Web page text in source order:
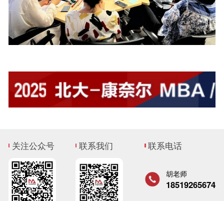
关注公众号 联系我们 联系电话
胡老师
18519265674